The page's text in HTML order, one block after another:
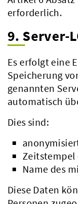
erforderlich.
9. Server-
Es erfolgt eine
Speicherung
genannten
automatisch
Dies sind:
Zeitstempel
Name des
Diese Daten